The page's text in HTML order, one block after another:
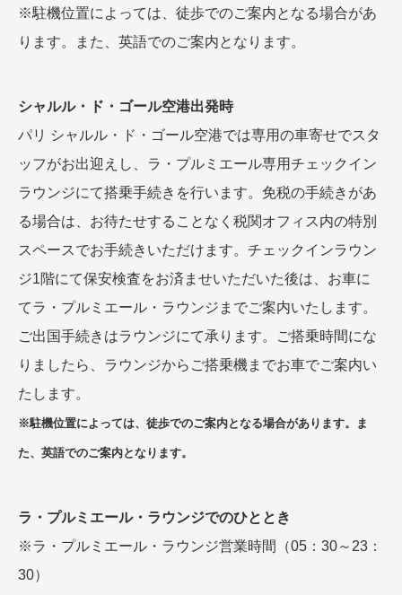
※駐機位置によっては、徒歩でのご案内となる場合があ
ります。また、英語でのご案内となります。
シャルル・ド・ゴール空港出発時
パリ シャルル・ド・ゴール空港では専用の車寄せでスタ
ッフがお出迎えし、ラ・プルミエール専用チェックイン
ラウンジにて搭乗手続きを行います。免税の手続きがあ
る場合は、お待たせすることなく税関オフィス内の特別
スペースでお手続きいただけます。チェックインラウン
ジ1階にて保安検査をお済ませいただいた後は、お車に
てラ・プルミエール・ラウンジまでご案内いたします。
ご出国手続きはラウンジにて承ります。ご搭乗時間にな
りましたら、ラウンジからご搭乗機までお車でご案内い
たします。
※駐機位置によっては、徒歩でのご案内となる場合があります。ま
た、英語でのご案内となります。
ラ・プルミエール・ラウンジでのひととき
※ラ・プルミエール・ラウンジ営業時間（05：30～23：
30）